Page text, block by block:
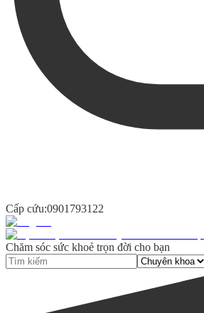
Cấp cứu:0901793122
Chăm sóc sức khoẻ trọn đời cho bạn